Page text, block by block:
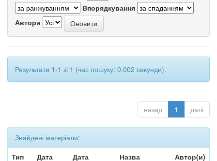
Впорядкування
Автори
Результати 1-1 зі 1 (час пошуку: 0.002 секунди).
назад 1 далі
Знайдені матеріали:
Тип
Дата
Дата
Назва Автор(и)